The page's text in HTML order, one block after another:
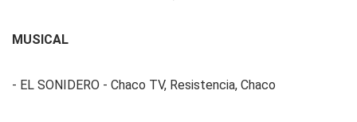
MUSICAL
- EL SONIDERO - Chaco TV, Resistencia, Chaco